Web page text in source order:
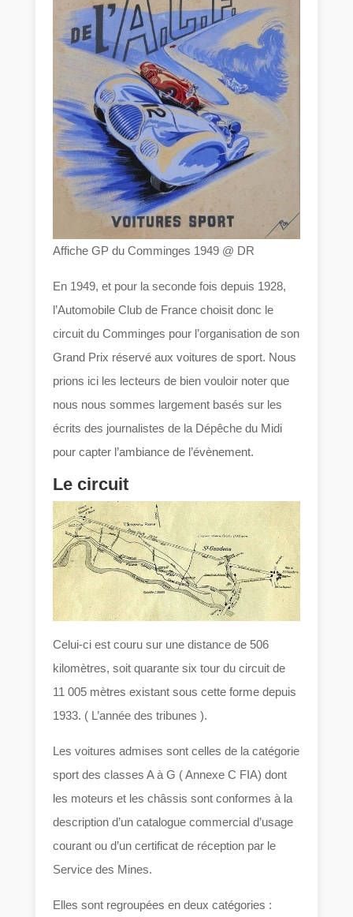
Affiche GP du Comminges 1949 @ DR
En 1949, et pour la seconde fois depuis 1928,
l’Automobile Club de France choisit donc le
circuit du Comminges pour l’organisation de son
Grand Prix réservé aux voitures de sport. Nous
prions ici les lecteurs de bien vouloir noter que
nous nous sommes largement basés sur les
écrits des journalistes de la Dépêche du Midi
pour capter l’ambiance de l’évènement.
Le circuit
Celui-ci est couru sur une distance de 506
kilomètres, soit quarante six tour du circuit de
11 005 mètres existant sous cette forme depuis
1933. ( L’année des tribunes ).
Les voitures admises sont celles de la catégorie
sport des classes A à G ( Annexe C FIA) dont
les moteurs et les châssis sont conformes à la
description d’un catalogue commercial d’usage
courant ou d’un certificat de réception par le
Service des Mines.
Elles sont regroupées en deux catégories :